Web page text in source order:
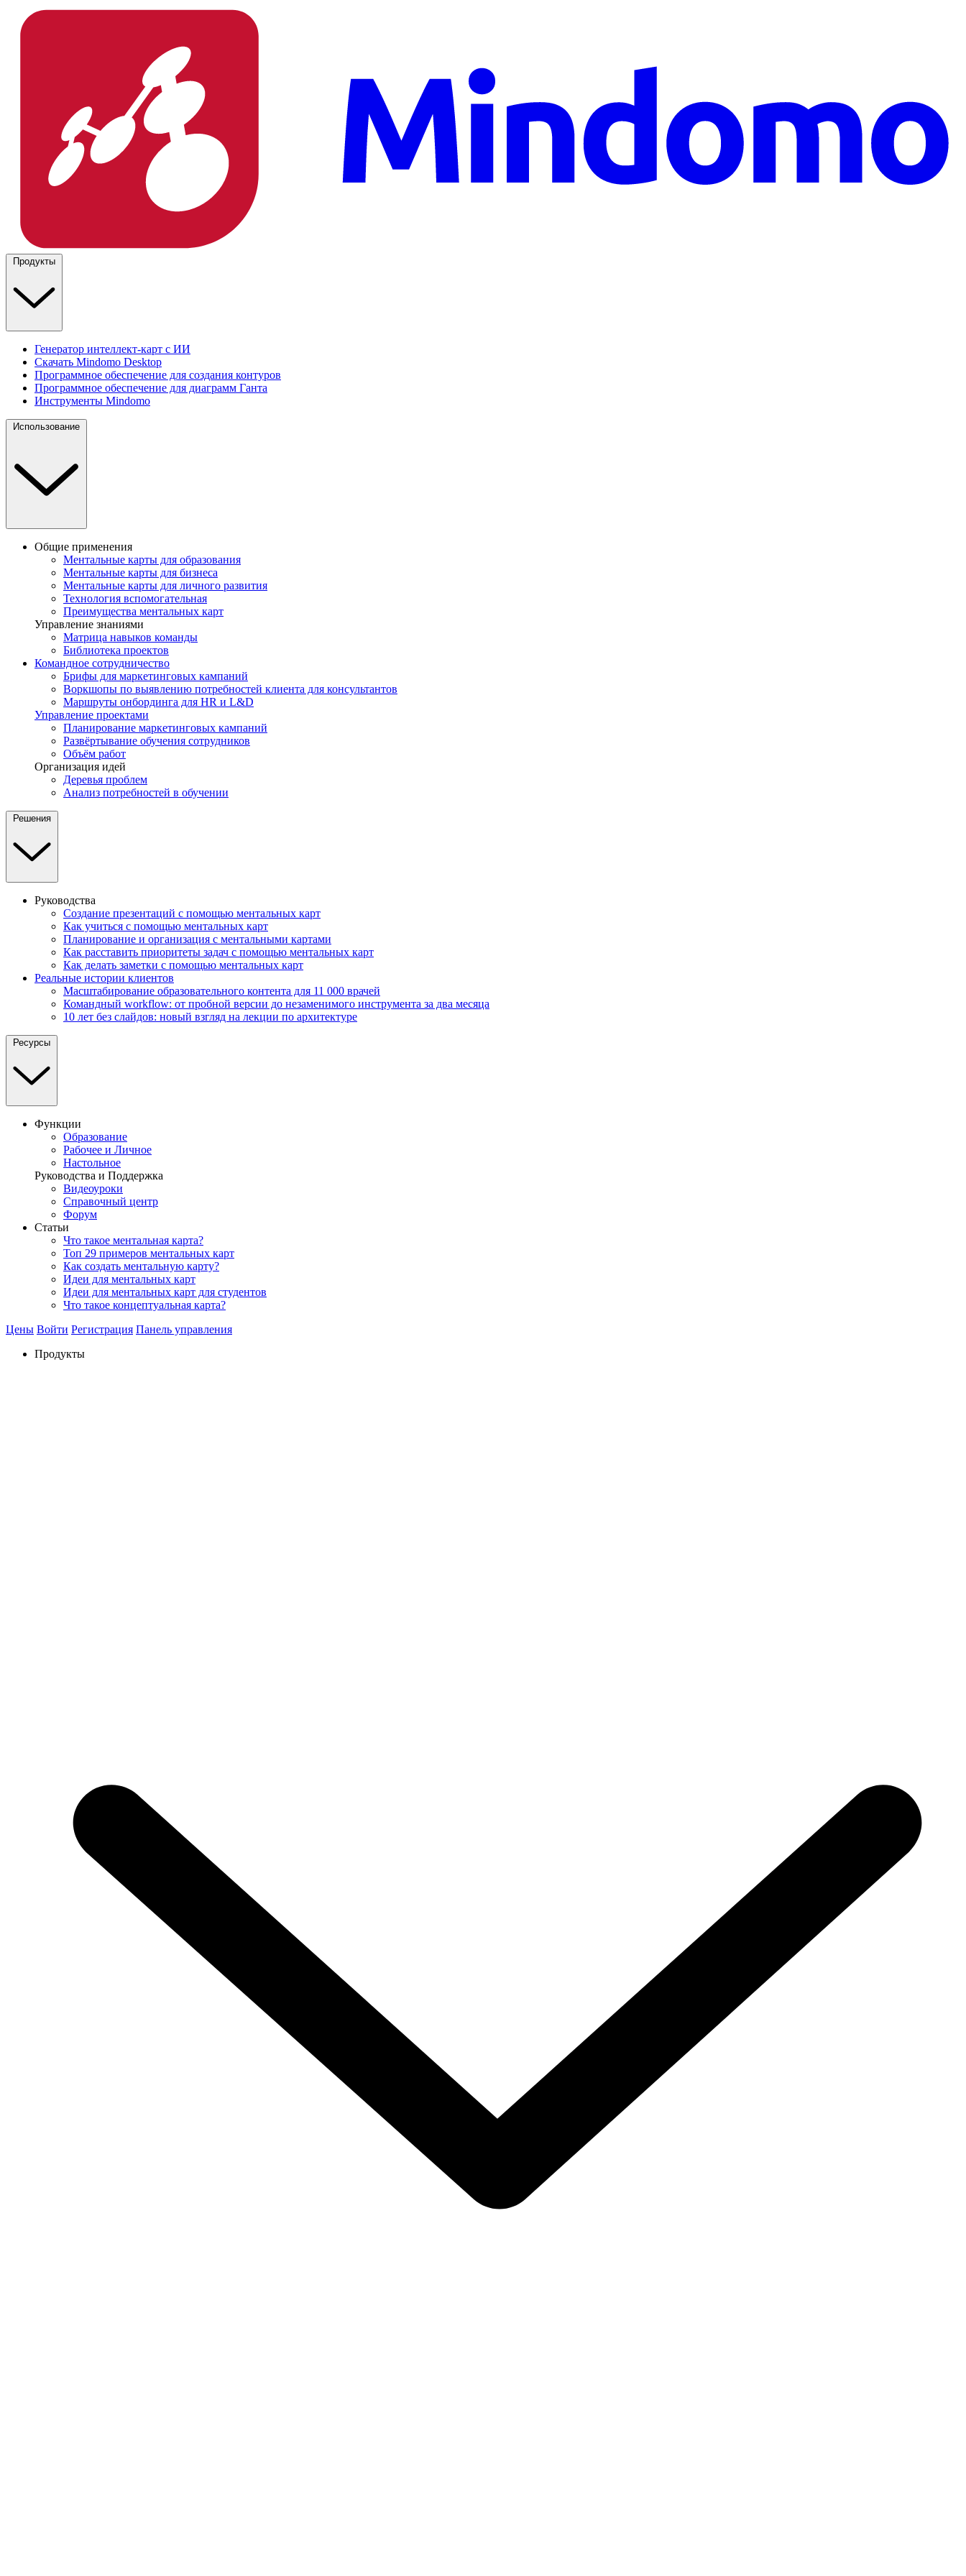
Продукты
Генератор интеллект-карт с ИИ
Скачать Mindomo Desktop
Программное обеспечение для создания контуров
Программное обеспечение для диаграмм Ганта
Инструменты Mindomo
Использование
Общие применения
Ментальные карты для образования
Ментальные карты для бизнеса
Ментальные карты для личного развития
Технология вспомогательная
Преимущества ментальных карт
Управление знаниями
Матрица навыков команды
Библиотека проектов
Командное сотрудничество
Брифы для маркетинговых кампаний
Воркшопы по выявлению потребностей клиента для консультантов
Маршруты онбординга для HR и L&D
Управление проектами
Планирование маркетинговых кампаний
Развёртывание обучения сотрудников
Объём работ
Организация идей
Деревья проблем
Анализ потребностей в обучении
Решения
Руководства
Создание презентаций с помощью ментальных карт
Как учиться с помощью ментальных карт
Планирование и организация с ментальными картами
Как расставить приоритеты задач с помощью ментальных карт
Как делать заметки с помощью ментальных карт
Реальные истории клиентов
Масштабирование образовательного контента для 11 000 врачей
Командный workflow: от пробной версии до незаменимого инструмента за два месяца
10 лет без слайдов: новый взгляд на лекции по архитектуре
Ресурсы
Функции
Образование
Рабочее и Личное
Настольное
Руководства и Поддержка
Видеоуроки
Справочный центр
Форум
Статьи
Что такое ментальная карта?
Топ 29 примеров ментальных карт
Как создать ментальную карту?
Идеи для ментальных карт
Идеи для ментальных карт для студентов
Что такое концептуальная карта?
Цены Войти Регистрация Панель управления
Продукты